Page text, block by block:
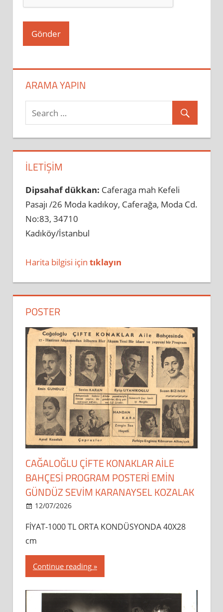
ARAMA YAPIN
İLETIŞIM
Dipsahaf dükkan: Caferaga mah Kefeli
Pasajı /26 Moda kadıkoy, Caferağa, Moda Cd.
No:83, 34710
Kadıköy/İstanbul
Harita bilgisi için tıklayın
POSTER
CAĞALOĞLU ÇİFTE KONAKLAR AİLE
BAHÇESİ PROGRAM POSTERİ EMİN
GÜNDÜZ SEVİM KARANAYSEL KOZALAK
12/07/2026
FİYAT-1000 TL ORTA KONDÜSYONDA 40X28
cm
Continue reading